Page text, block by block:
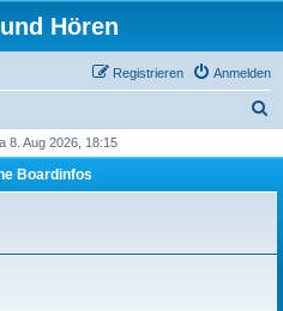
Hören
Anmelden
Registrieren
h
8. Aug 2026, 18:15
Boardinfos